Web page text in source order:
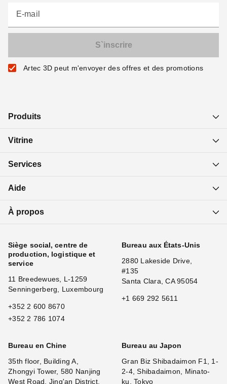
E-mail
Artec 3D peut m'envoyer des offres et des promotions
Produits
Vitrine
Services
Aide
À propos
Siège social, centre de
production, logistique et
service
11 Breedewues, L-1259
Senningerberg, Luxembourg
+352 2 600 8670
+352 2 786 1074
Bureau aux États-Unis
2880 Lakeside Drive,
#135
Santa Clara, CA 95054
+1 669 292 5611
Bureau en Chine
35th floor, Building A,
Zhongyi Tower, 580 Nanjing
West Road, Jing'an District,
Bureau au Japon
Gran Biz Shibadaimon F1, 1-
2-4, Shibadaimon, Minato-
ku, Tokyo